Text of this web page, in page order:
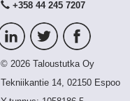
+358 44 245 7207
© 2026 Taloustutka Oy
Tekniikantie 14, 02150 Espoo